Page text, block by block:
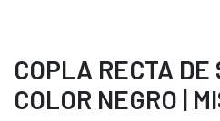
COPLA RECTA DE
COLOR NEGRO |